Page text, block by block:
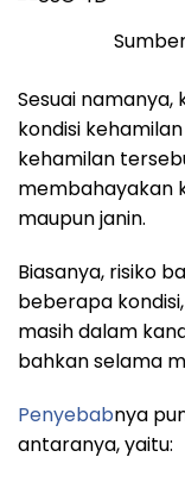
Sesuai namanya,
kondisi
kehamilan
membahayakan
maupun janin.
Biasanya, risiko
beberapa
masih dalam
bahkan selama
Penyebabnya
antaranya, yaitu: